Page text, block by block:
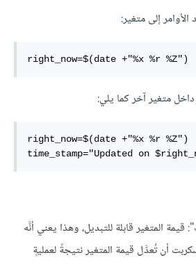
إلى متغير:
right_now=$(date +"%x %r %Z")
متغير آخر كما يلي:
right_now=$(date +"%x %r %Z")
time_stamp="Updated on
المتغير قابلة للتبديل، وهذا يعني أنَّه
أن تُعدَّل قيمة المتغير نتيجةً لعمليةٍ